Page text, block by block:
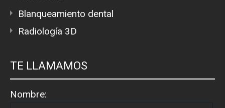
Blanqueamiento dental
Radiología 3D
TE LLAMAMOS
Nombre: